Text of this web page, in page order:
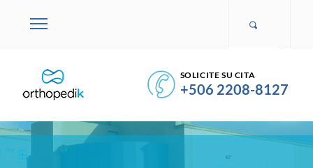
SOLICITE SU CITA
+506 2208-8127